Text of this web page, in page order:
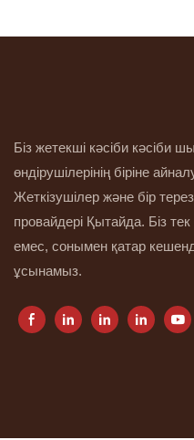
Біз жетекші кәсіби кәсіби
өндірушілерінің біріне
Жеткізушілер және бір
провайдері Қытайда. Біз
емес, сонымен қатар
ұсынамыз.